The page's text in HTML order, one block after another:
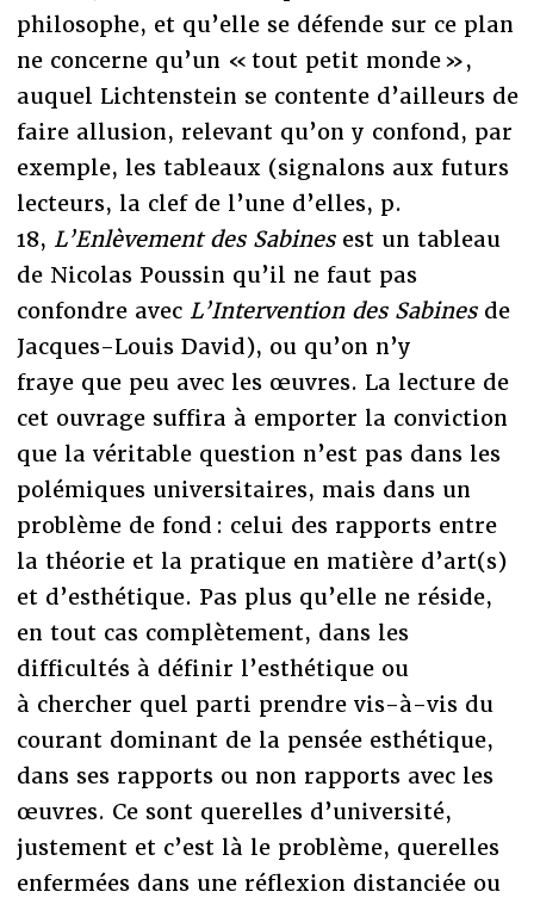
philosophe, et qu’elle se défende sur ce plan
ne concerne qu’un « tout petit monde »,
auquel Lichtenstein se contente d’ailleurs de
faire allusion, relevant qu’on y confond, par
exemple, les tableaux (signalons aux futurs
lecteurs, la clef de l’une d’elles, p.
18, L’Enlèvement des Sabinesest un tableau
de Nicolas Poussin qu’il ne faut pas
confondre avec L’Intervention des Sabinesde
Jacques-Louis David), ou qu’on n’y
fraye que peu avec les œuvres. La lecture de
cet ouvrage suffira à emporter la conviction
que la véritable question n’est pas dans les
polémiques universitaires, mais dans un
problème de fond : celui des rapports entre
la théorie et la pratique en matière d’art(s)
et d’esthétique. Pas plus qu’elle ne réside,
en tout cas complètement, dans les
difficultés à définir l’esthétique ou
à chercher quel parti prendre vis-à-vis du
courant dominant de la pensée esthétique,
dans ses rapports ou non rapports avec les
œuvres. Ce sont querelles d’université,
justement et c’est là le problème, querelles
enfermées dans une réflexion distanciée ou